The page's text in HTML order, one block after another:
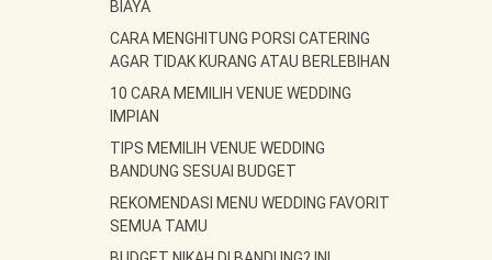
BIAYA
CARA MENGHITUNG PORSI CATERING
AGAR TIDAK KURANG ATAU BERLEBIHAN
10 CARA MEMILIH VENUE WEDDING
IMPIAN
TIPS MEMILIH VENUE WEDDING
BANDUNG SESUAI BUDGET
REKOMENDASI MENU WEDDING FAVORIT
SEMUA TAMU